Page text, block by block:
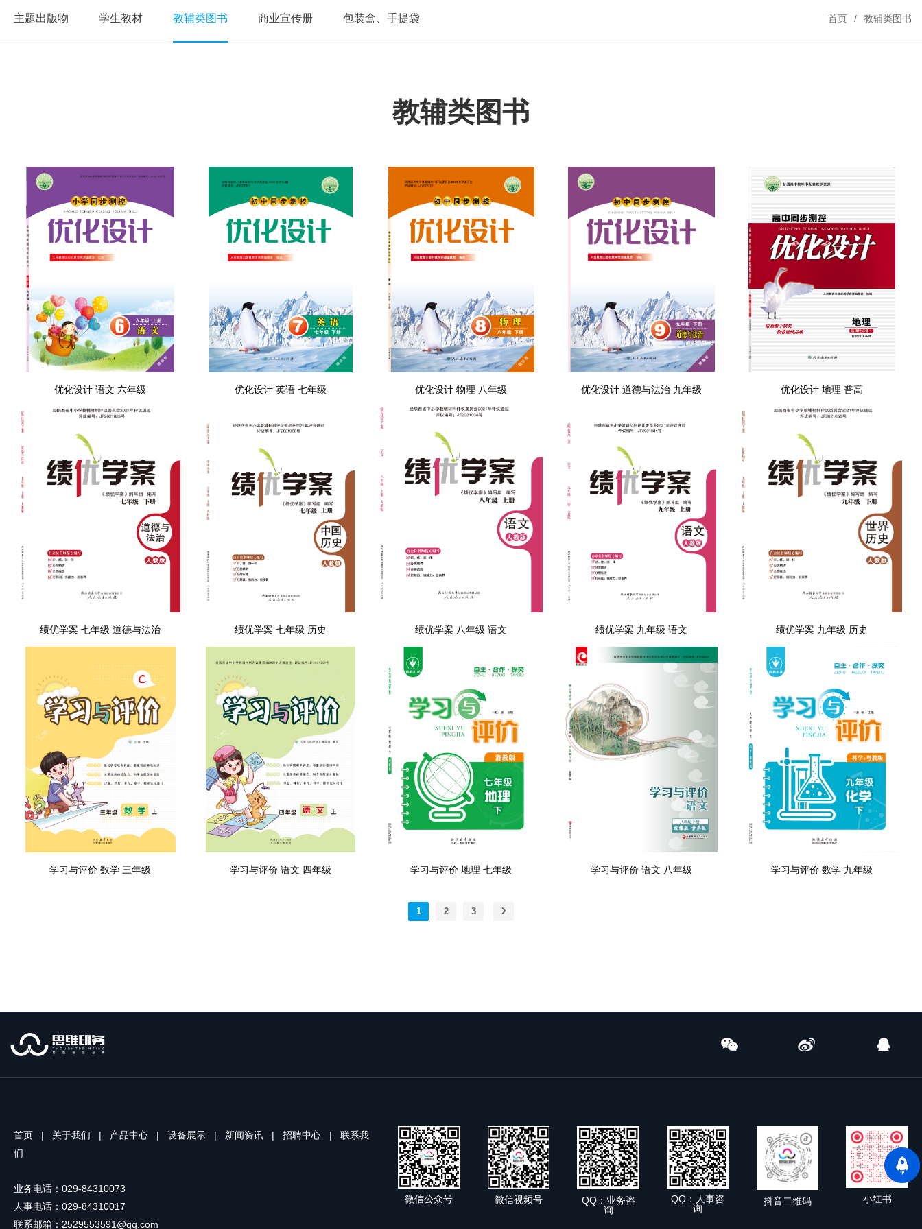
主题出版物 学生教材 教辅类图书 商业宣传册 包装盒、手提袋 首页 教辅类图书
教辅类图书
优化设计 语文 六年级 优化设计 英语 七年级 优化设计 物理 八年级 优化设计 道德与法治 九年级 优化设计 地理 普高
绩优学案 七年级 道德与法治 绩优学案 七年级 历史 绩优学案 八年级 语文 绩优学案 九年级 语文 绩优学案 九年级 历史
学习与评价 数学 三年级 学习与评价 语文 四年级 学习与评价 地理 七年级 学习与评价 语文 八年级 学习与评价 数学 九年级
1 2 3
首页 | 关于我们 | 产品中心 | 设备展示 | 新闻资讯 | 招聘中心 | 联系我
们
业务电话：029-84310073
人事电话：029-84310017
联系邮箱：2529553591@qq.com
微信公众号 微信视频号
QQ：业务咨
询
QQ：人事咨
询
抖音二维码 小红书